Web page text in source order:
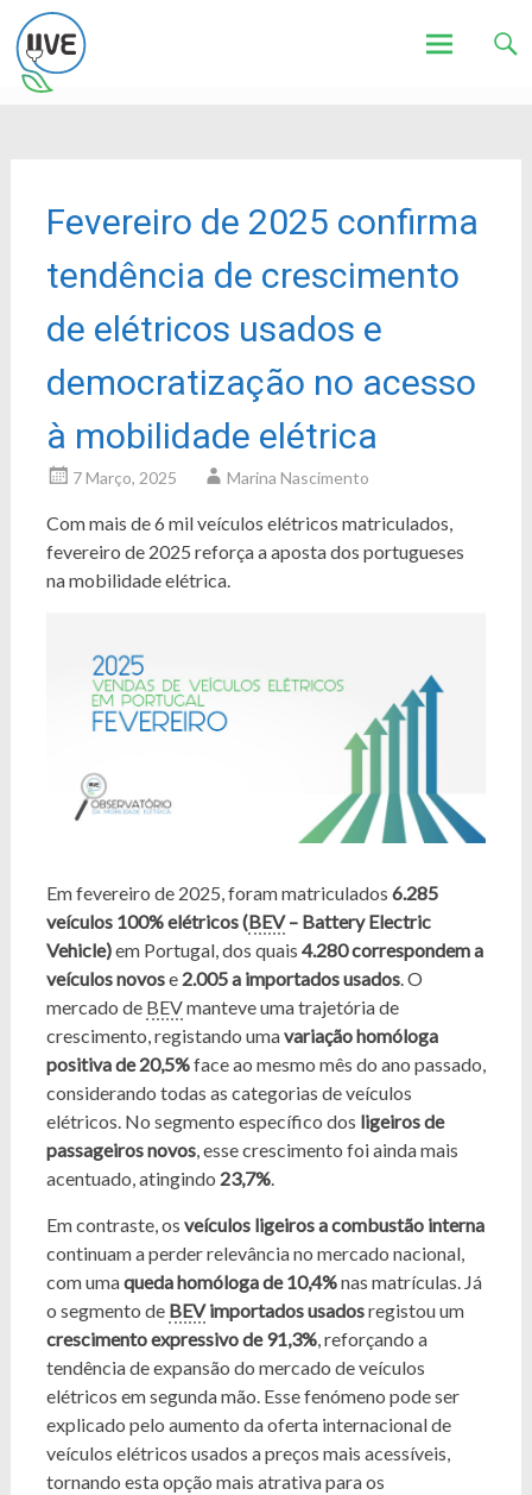
Fevereiro de 2025 confirma
tendência de crescimento
de elétricos usados e
democratização no acesso
à mobilidade elétrica
7 Março, 2025 Marina Nascimento
Com mais de 6 mil veículos elétricos matriculados,
fevereiro de 2025 reforça a aposta dos portugueses
na mobilidade elétrica.
Em fevereiro de 2025, foram matriculados 6.285
veículos 100% elétricos (BEV– Battery Electric
Vehicle)em Portugal, dos quais 4.280 correspondem a
veículos novose 2.005 a importados usados. O
mercado de BEVmanteve uma trajetória de
crescimento, registando umavariação homóloga
positiva de 20,5%face ao mesmo mês do ano passado,
considerando todas as categorias de veículos
elétricos. No segmento específico dos ligeiros de
passageiros novos, esse crescimento foi ainda mais
acentuado, atingindo 23,7%.
Em contraste, os veículos ligeiros a combustão interna
continuam a perder relevância no mercado nacional,
com umaqueda homóloga de 10,4%nas matrículas. Já
o segmento de BEVimportados usadosregistou um
crescimento expressivo de 91,3%, reforçando a
tendência de expansão do mercado de veículos
elétricos em segunda mão. Esse fenómeno pode ser
explicado pelo aumento da oferta internacional de
veículos elétricos usados a preços mais acessíveis,
tornando esta opção mais atrativa para os